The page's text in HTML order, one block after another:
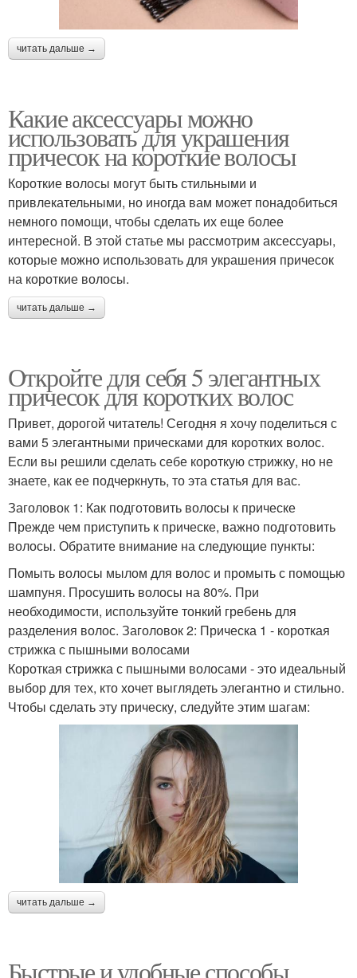
читать дальше →
Какие аксессуары можно
использовать для украшения
причесок на короткие волосы
Короткие волосы могут быть стильными и
привлекательными, но иногда вам может понадобиться
немного помощи, чтобы сделать их еще более
интересной. В этой статье мы рассмотрим аксессуары,
которые можно использовать для украшения причесок
на короткие волосы.
читать дальше →
Откройте для себя 5 элегантных
причесок для коротких волос
Привет, дорогой читатель! Сегодня я хочу поделиться с
вами 5 элегантными прическами для коротких волос.
Если вы решили сделать себе короткую стрижку, но не
знаете, как ее подчеркнуть, то эта статья для вас.
Заголовок 1: Как подготовить волосы к прическе
Прежде чем приступить к прическе, важно подготовить
волосы. Обратите внимание на следующие пункты:
Помыть волосы мылом для волос и промыть с помощью
шампуня. Просушить волосы на 80%. При
необходимости, используйте тонкий гребень для
разделения волос. Заголовок 2: Прическа 1 - короткая
стрижка с пышными волосами
Короткая стрижка с пышными волосами - это идеальный
выбор для тех, кто хочет выглядеть элегантно и стильно.
Чтобы сделать эту прическу, следуйте этим шагам:
читать дальше →